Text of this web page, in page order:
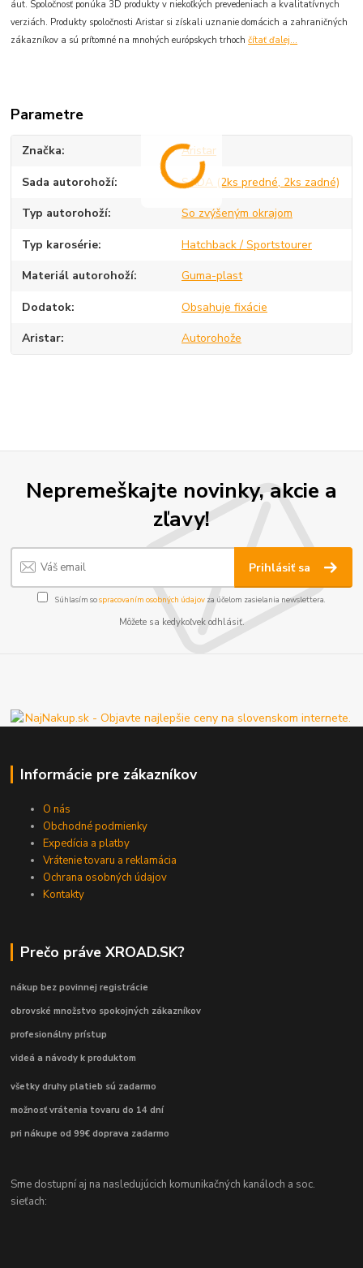
áut. Spoločnosť ponúka 3D produkty v niekoľkých prevedeniach a kvalitatívnych
verziách. Produkty spoločnosti Aristar si získali uznanie domácich a zahraničných
zákazníkov a sú prítomné na mnohých európskych trhochčítať ďalej...
Parametre
Značka Aristar
Sada autorohoží SADA (2ks predné, 2ks zadné)
Typ autorohoží So zvýšeným okrajom
Typ karosérie Hatchback / Sportstourer
Materiál autorohoží Guma-plast
Dodatok Obsahuje fixácie
Aristar Autorohože
Nepremeškajte novinky, akcie a
zľavy!
Prihlásiť sa
Súhlasím sospracovaním osobných údajov za účelom zasielania newslettera.
Môžete sa kedykoľvek odhlásiť.
Informácie pre zákazníkov
O nás
Obchodné podmienky
Expedícia a platby
Vrátenie tovaru a reklamácia
Ochrana osobných údajov
Kontakty
Prečo práve XROAD.SK?
nákup bez povinnej registrácie
obrovské množstvo spokojných zákazníkov
profesionálny prístup
videá a návody k produktom
všetky druhy platieb sú zadarmo
možnosť vrátenia tovaru do 14 dní
pri nákupe od 99€ doprava zadarmo
Sme dostupní aj na nasledujúcich komunikačných kanáloch a soc.
sieťach: